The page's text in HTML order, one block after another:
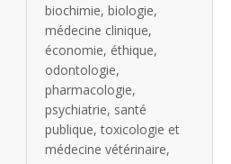
biochimie, biologie,
médecine clinique,
économie, éthique,
odontologie,
pharmacologie,
psychiatrie, santé
publique, toxicologie et
médecine vétérinaire,